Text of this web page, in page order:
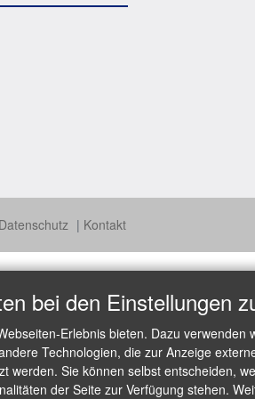
Datenschutz Kontakt
bei den Einstellungen
Erlebnis bieten. Dazu
Technologien, die zur Anzeige
werden. Sie können selbst entscheiden,
der Seite zur Verfügung stehen.